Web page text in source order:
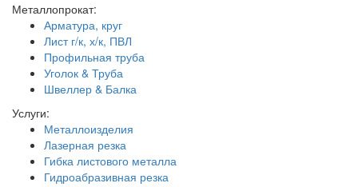
Металлопрокат:
Арматура, круг
Лист г/к, х/к, ПВЛ
Профильная труба
Уголок & Труба
Швеллер & Балка
Услуги:
Металлоизделия
Лазерная резка
Гибка листового металла
Гидроабразивная резка